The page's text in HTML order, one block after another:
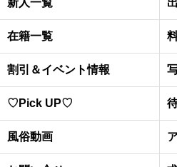
在籍一覧
割引＆イベント情報
♡Pick UP♡
風俗動画